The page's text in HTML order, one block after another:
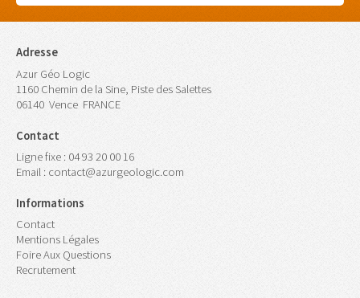
Adresse
Azur Géo Logic
1160 Chemin de la Sine, Piste des Salettes
06140 Vence FRANCE
Contact
Ligne fixe : 04 93 20 00 16
Email : contact@azurgeologic.com
Informations
Contact
Mentions Légales
Foire Aux Questions
Recrutement